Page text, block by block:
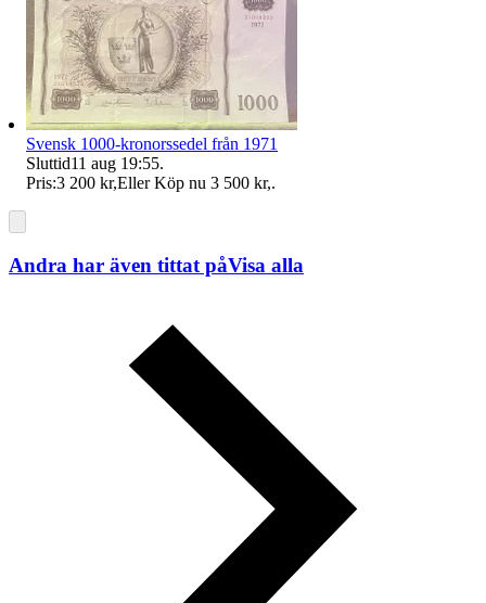
Svensk 1000-kronorssedel från 1971
Sluttid11 aug 19:55.
Pris:3 200 kr,Eller Köp nu 3 500 kr,.
Andra har även tittat påVisa alla